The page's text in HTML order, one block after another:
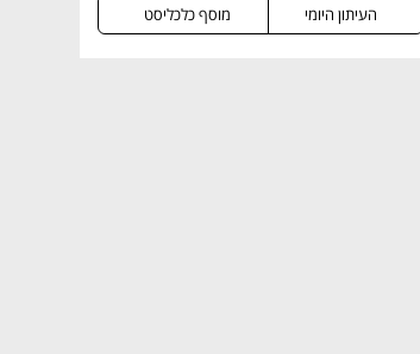
העיתון היומי מוסף כלכליסט